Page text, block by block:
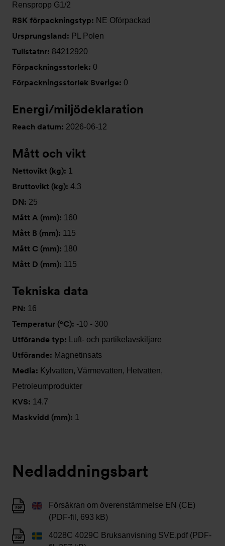
Renspropp G1/2
RSK förpackningstyp: NE Oförpackad
Ursprungsland: PL Polen
Tullstatnr: 84212920
Förpackningsstorlek: 0
Förpackningsstorlek Sverige: 0
Energi/miljödeklaration
Reach datum: 2026-06-12
Mått och vikt
Nettovikt (kg): 1
Bruttovikt (kg): 4.3
DN: 25
Mått A (mm): 160
Mått B (mm): 115
Mått C (mm): 180
Mått D (mm): 115
Tekniska data
PN: 16
Temperatur (°C): -10 - 300
Utförande typ: Luft- och partikelavskiljare
Utförande: Magnetinsats
Media: Kylvatten, Värmevatten, Hetvatten,
Petroleumprodukter
KVS: 14.7
Maskvidd (mm): 1
Nedladdningsbart
Försäkran om överenstämmelse EN (CE)
(PDF-fil, 693 kB)
4028C 4029C Bruksanvisning SVE.pdf (PDF-